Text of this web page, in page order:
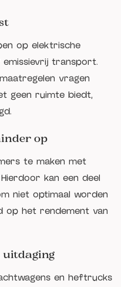
op elektrische
transport.
vragen
geen ruimte biedt,
op
te maken met
kan een deel
niet optimaal worden
op het rendement van
uitdaging
en heftrucks